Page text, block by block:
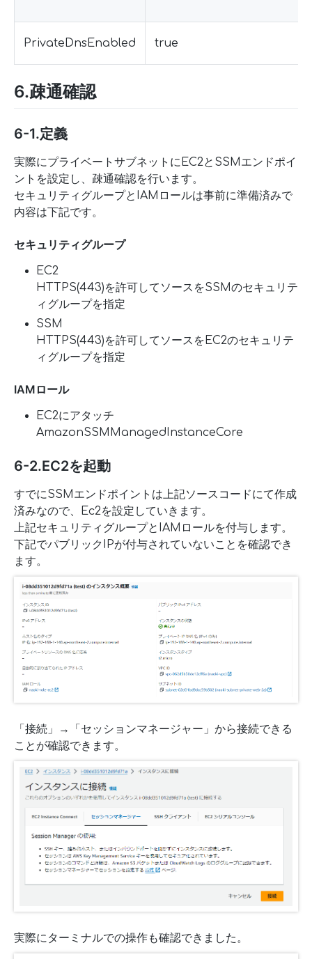
PrivateDnsEnabled true
6.疎通確認
6-1.定義
実際にプライベートサブネットにEC2とSSMエンドポイ
ントを設定し、疎通確認を行います。
セキュリティグループとIAMロールは事前に準備済みで
内容は下記です。
セキュリティグループ
EC2
HTTPS(443)を許可してソースをSSMのセキュリテ
ィグループを指定
SSM
HTTPS(443)を許可してソースをEC2のセキュリテ
ィグループを指定
IAMロール
EC2にアタッチ
AmazonSSMManagedInstanceCore
6-2.EC2を起動
すでにSSMエンドポイントは上記ソースコードにて作成
済みなので、Ec2を設定していきます。
上記セキュリティグループとIAMロールを付与します。
下記でパブリックIPが付与されていないことを確認でき
ます。
「接続」→「セッションマネージャー」から接続できる
ことが確認できます。
実際にターミナルでの操作も確認できました。